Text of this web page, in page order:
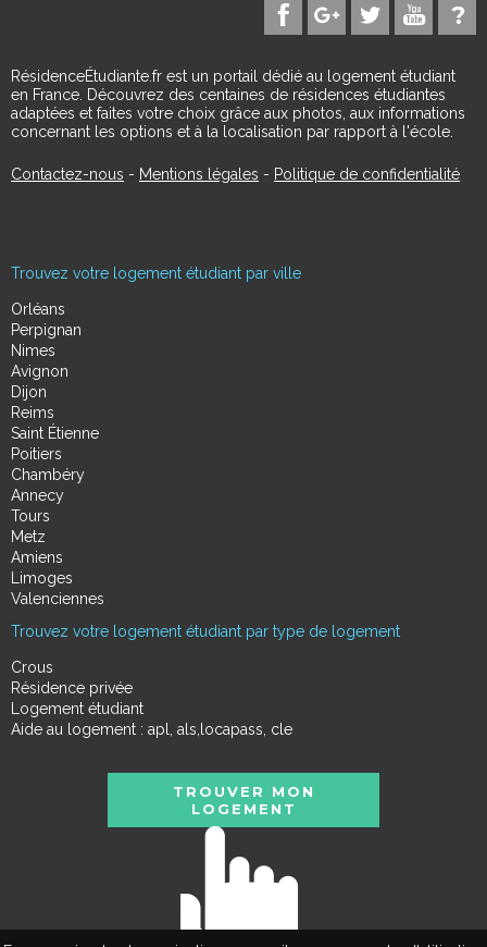
RésidenceÉtudiante.fr est un portail dédié au logement étudiant
en France. Découvrez des centaines de résidences étudiantes
adaptées et faites votre choix grâce aux photos, aux informations
concernant les options et à la localisation par rapport à l'école.
Contactez-nous - Mentions légales - Politique de confidentialité
Trouvez votre logement étudiant par ville
Orléans
Perpignan
Nimes
Avignon
Dijon
Reims
Saint Étienne
Poitiers
Chambéry
Annecy
Tours
Metz
Amiens
Limoges
Valenciennes
Trouvez votre logement étudiant par type de logement
Crous
Résidence privée
Logement étudiant
Aide au logement : apl, als,locapass, cle
TROUVER MON
LOGEMENT